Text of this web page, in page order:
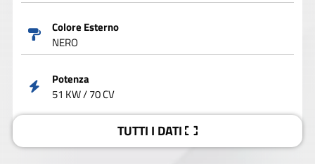
Colore Esterno
NERO
Potenza
51 KW / 70 CV
TUTTI I DATI